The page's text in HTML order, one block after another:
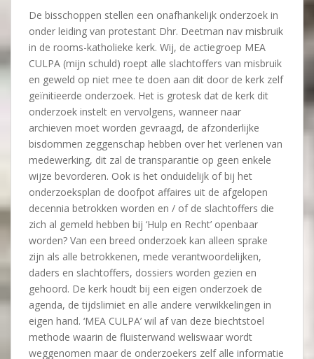
De bisschoppen stellen een onafhankelijk onderzoek in
onder leiding van protestant Dhr. Deetman nav misbruik
in de rooms-katholieke kerk. Wij, de actiegroep MEA
CULPA (mijn schuld) roept alle slachtoffers van misbruik
en geweld op niet mee te doen aan dit door de kerk zelf
geïnitieerde onderzoek. Het is grotesk dat de kerk dit
onderzoek instelt en vervolgens, wanneer naar
archieven moet worden gevraagd, de afzonderlijke
bisdommen zeggenschap hebben over het verlenen van
medewerking, dit zal de transparantie op geen enkele
wijze bevorderen. Ook is het onduidelijk of bij het
onderzoeksplan de doofpot affaires uit de afgelopen
decennia betrokken worden en / of de slachtoffers die
zich al gemeld hebben bij ‘Hulp en Recht’ openbaar
worden? Van een breed onderzoek kan alleen sprake
zijn als alle betrokkenen, mede verantwoordelijken,
daders en slachtoffers, dossiers worden gezien en
gehoord. De kerk houdt bij een eigen onderzoek de
agenda, de tijdslimiet en alle andere verwikkelingen in
eigen hand. ‘MEA CULPA’ wil af van deze biechtstoel
methode waarin de fluisterwand weliswaar wordt
weggenomen maar de onderzoekers zelf alle informatie